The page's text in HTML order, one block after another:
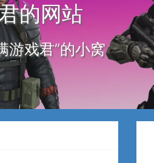
的网站
游戏君”的小窝